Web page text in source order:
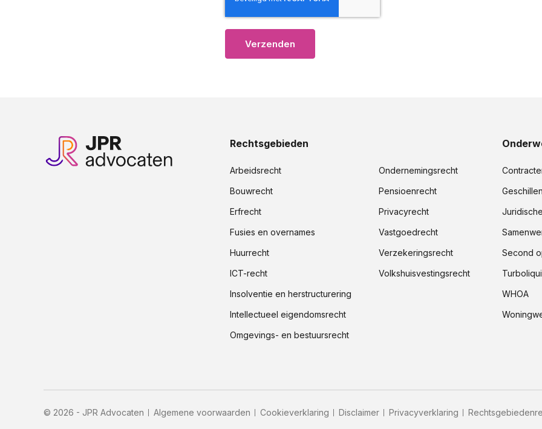
Rechtsgebieden
Arbeidsrecht
Bouwrecht
Erfrecht
Fusies en overnames
Huurrecht
ICT-recht
Insolventie en herstructurering
Intellectueel eigendomsrecht
Omgevings- en bestuursrecht
Ondernemingsrecht
Pensioenrecht
Privacyrecht
Vastgoedrecht
Verzekeringsrecht
Volkshuisvestingsrecht
Geschillen
Second
WHOA
© 2026 - JPR Advocaten Algemene voorwaarden Cookieverklaring Disclaimer Privacyverklaring